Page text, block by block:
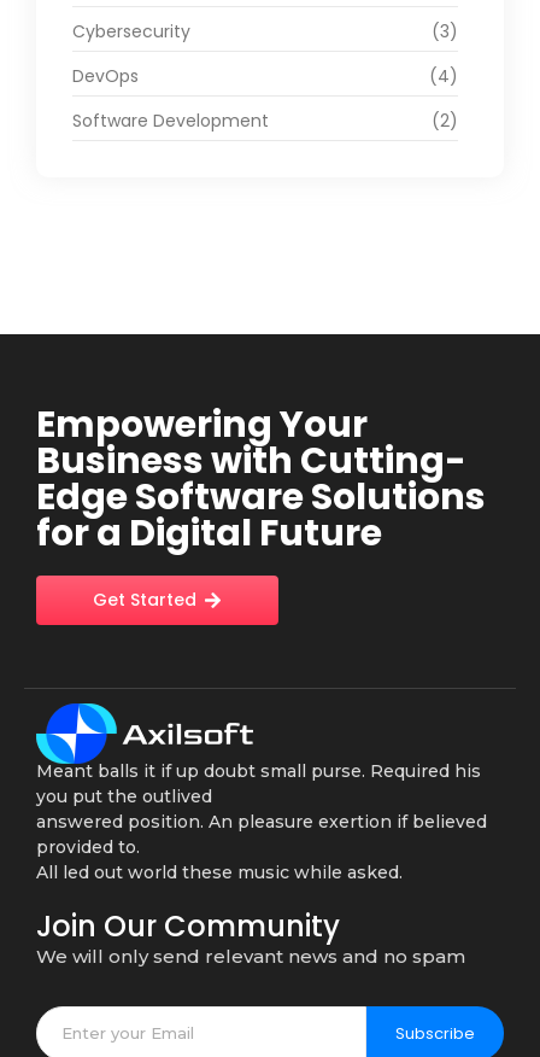
Cybersecurity
(3)
DevOps
(4)
Software Development
(2)
Empowering Your
Business with Cutting-
Edge Software Solutions
for a Digital Future
Get Started
Meant balls it if up doubt small purse. Required his
you put the outlived
answered position. An pleasure exertion if believed
provided to.
All led out world these music while asked.
Join Our Community
We will only send relevant news and no spam
Subscribe